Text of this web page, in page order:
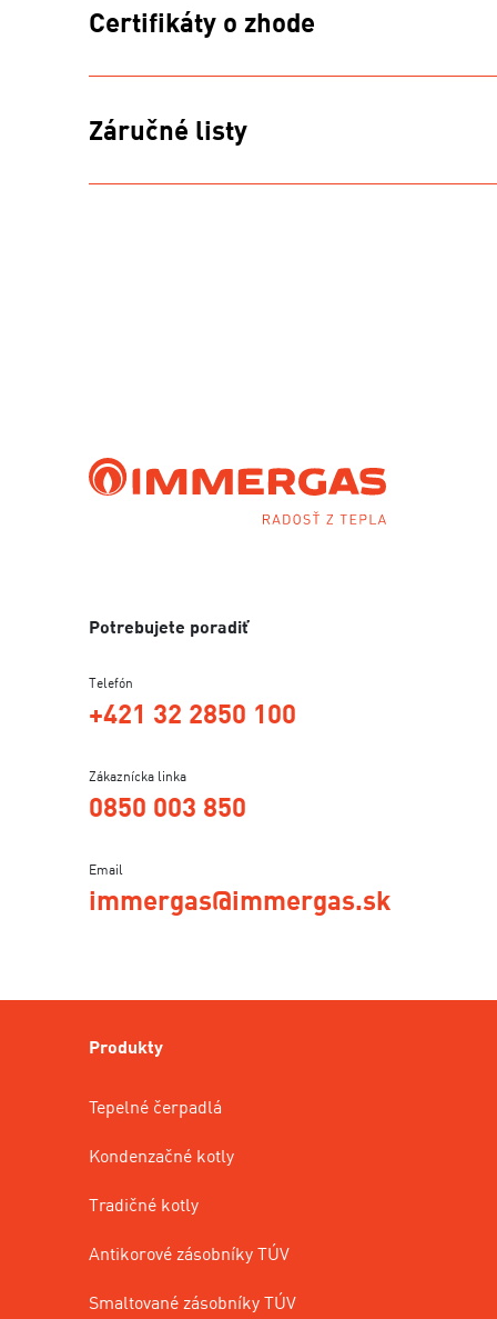
Certifikáty o zhode
Záručné listy
Potrebujete poradiť
Telefón
+421 32 2850 100
Zákaznícka linka
0850 003 850
Email
immergas@immergas.sk
Produkty
Tepelné čerpadlá
Kondenzačné kotly
Tradičné kotly
Antikorové zásobníky TÚV
Smaltované zásobníky TÚV